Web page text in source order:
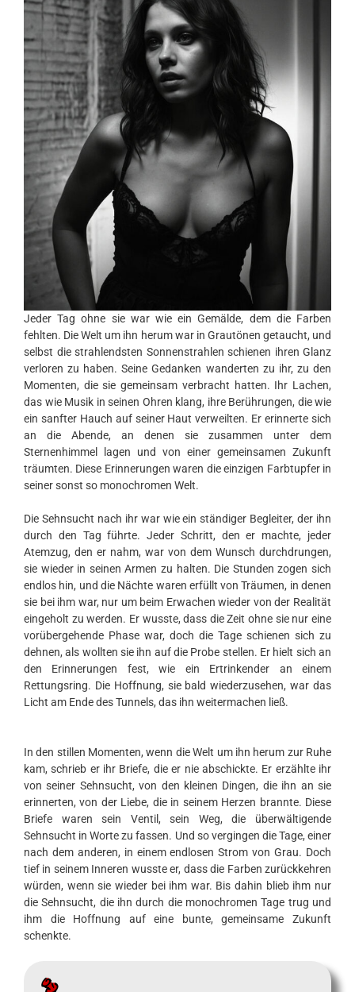
Jeder Tag ohne sie war wie ein Gemälde, dem die Farben
fehlten. Die Welt um ihn herum war in Grautönen getaucht, und
selbst die strahlendsten Sonnenstrahlen schienen ihren Glanz
verloren zu haben. Seine Gedanken wanderten zu ihr, zu den
Momenten, die sie gemeinsam verbracht hatten. Ihr Lachen,
das wie Musik in seinen Ohren klang, ihre Berührungen, die wie
ein sanfter Hauch auf seiner Haut verweilten. Er erinnerte sich
an die Abende, an denen sie zusammen unter dem
Sternenhimmel lagen und von einer gemeinsamen Zukunft
träumten. Diese Erinnerungen waren die einzigen Farbtupfer in
seiner sonst so monochromen Welt.
Die Sehnsucht nach ihr war wie ein ständiger Begleiter, der ihn
durch den Tag führte. Jeder Schritt, den er machte, jeder
Atemzug, den er nahm, war von dem Wunsch durchdrungen,
sie wieder in seinen Armen zu halten. Die Stunden zogen sich
endlos hin, und die Nächte waren erfüllt von Träumen, in denen
sie bei ihm war, nur um beim Erwachen wieder von der Realität
eingeholt zu werden. Er wusste, dass die Zeit ohne sie nur eine
vorübergehende Phase war, doch die Tage schienen sich zu
dehnen, als wollten sie ihn auf die Probe stellen. Er hielt sich an
den Erinnerungen fest, wie ein Ertrinkender an einem
Rettungsring. Die Hoffnung, sie bald wiederzusehen, war das
Licht am Ende des Tunnels, das ihn weitermachen ließ.
In den stillen Momenten, wenn die Welt um ihn herum zur Ruhe
kam, schrieb er ihr Briefe, die er nie abschickte. Er erzählte ihr
von seiner Sehnsucht, von den kleinen Dingen, die ihn an sie
erinnerten, von der Liebe, die in seinem Herzen brannte. Diese
Briefe waren sein Ventil, sein Weg, die überwältigende
Sehnsucht in Worte zu fassen. Und so vergingen die Tage, einer
nach dem anderen, in einem endlosen Strom von Grau. Doch
tief in seinem Inneren wusste er, dass die Farben zurückkehren
würden, wenn sie wieder bei ihm war. Bis dahin blieb ihm nur
die Sehnsucht, die ihn durch die monochromen Tage trug und
ihm die Hoffnung auf eine bunte, gemeinsame Zukunft
schenkte.